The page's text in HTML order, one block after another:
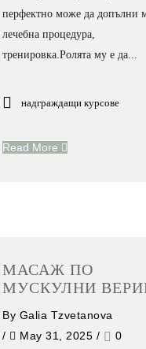
перфектно може да допълни
лечебна процедура,
тренировка.Ролята му е да...
надграждащи курсове
Read More
МАСАЖ ПО
МУСКУЛНИ
By Galia Tzvetanova
/
May 31, 2025 / 0